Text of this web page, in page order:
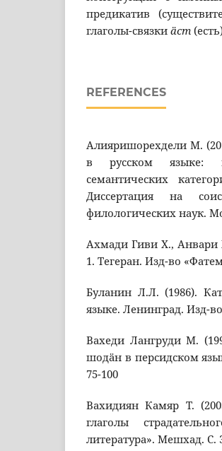
предикатив
глаголы-связкиäст
REFERENCES
Алияришорехдели М.
в русском языке:
семантических
Диссертация на
филологических наук.
Ахмади Гиви Х., Анвари
1. Тегеран. Изд-во
Буланин Л.Л. (1986).
языке. Ленинград. Изд-
Вахеди Лангруди М.
шодäн в персидском
75-100
Вахидиян Камяр Т.
глаголы
литература». Мешхад. С.